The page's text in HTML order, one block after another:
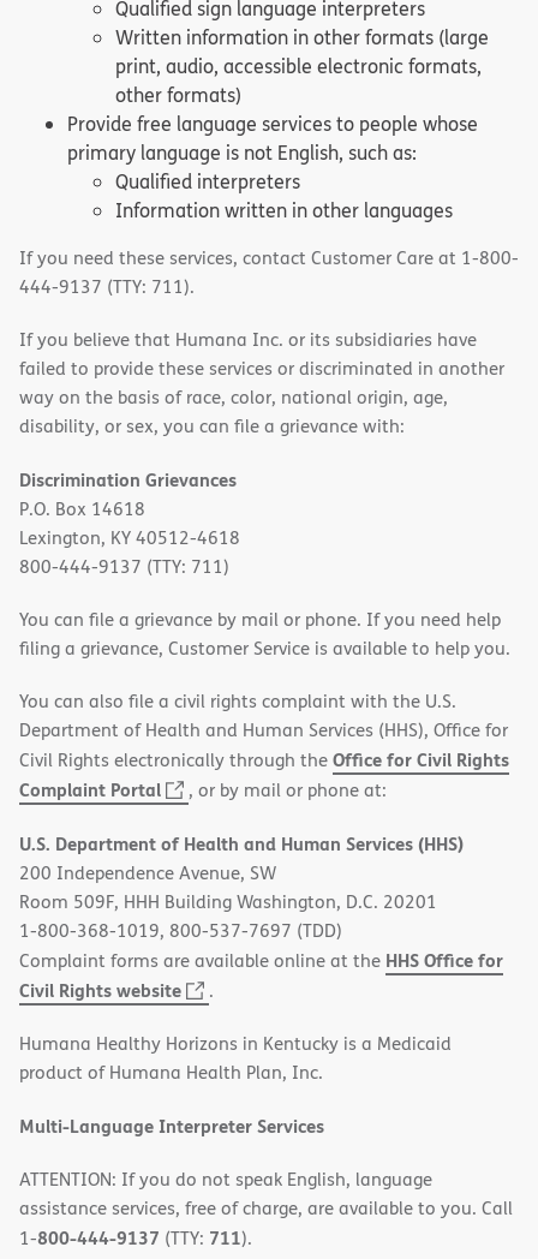
Qualified sign language interpreters
Written information in other formats (large
print, audio, accessible electronic formats,
other formats)
Provide free language services to people whose
primary language is not English, such as:
Qualified interpreters
Information written in other languages
If you need these services, contact Customer Care at 1-800-
444-9137 (TTY: 711).
If you believe that Humana Inc. or its subsidiaries have
failed to provide these services or discriminated in another
way on the basis of race, color, national origin, age,
disability, or sex, you can file a grievance with:
Discrimination Grievances
P.O. Box 14618
Lexington, KY 40512-4618
800-444-9137 (TTY: 711)
You can file a grievance by mail or phone. If you need help
filing a grievance, Customer Service is available to help you.
You can also file a civil rights complaint with the U.S.
Department of Health and Human Services (HHS), Office for
Civil Rights electronically through theOffice for Civil Rights
Complaint Portal
(opens
new
window)
, or by mail or phone at:
U.S. Department of Health and Human Services (HHS)
200 Independence Avenue, SW
Room 509F, HHH Building Washington, D.C. 20201
1-800-368-1019, 800-537-7697 (TDD)
Complaint forms are available online at the HHS Office for
Civil Rights website
new
window)
.
Humana Healthy Horizons in Kentucky is a Medicaid
product of Humana Health Plan, Inc.
Multi-Language Interpreter Services
ATTENTION: If you do not speak English, language
assistance services, free of charge, are available to you. Call
1-800-444-9137 (TTY: 711).